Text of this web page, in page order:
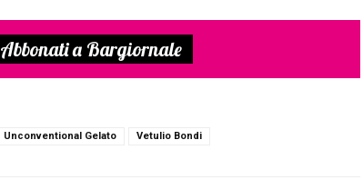
Abbonati a Bargiornale
Unconventional Gelato Vetulio Bondi